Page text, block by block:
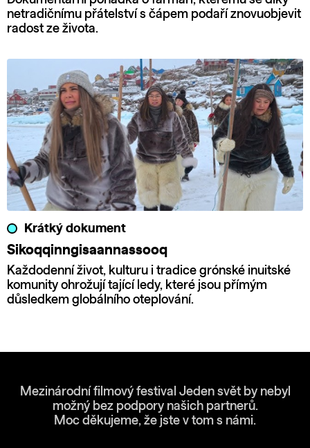
netradičnímu přátelství s čápem podaří znovuobjevit
radost ze života.
Krátký dokument
Sikoqqinngisaannassooq
Každodenní život, kulturu i tradice grónské inuitské
komunity ohrožují tající ledy, které jsou přímým
důsledkem globálního oteplování.
Mezinárodní filmový festival Jeden svět by nebyl
možný bez podpory našich partnerů.
Moc děkujeme, že jste v tom s námi.